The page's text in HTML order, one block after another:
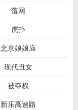
落网
虎扑
北京娘娘庙
现代丑女
被夺权
新乐高速路